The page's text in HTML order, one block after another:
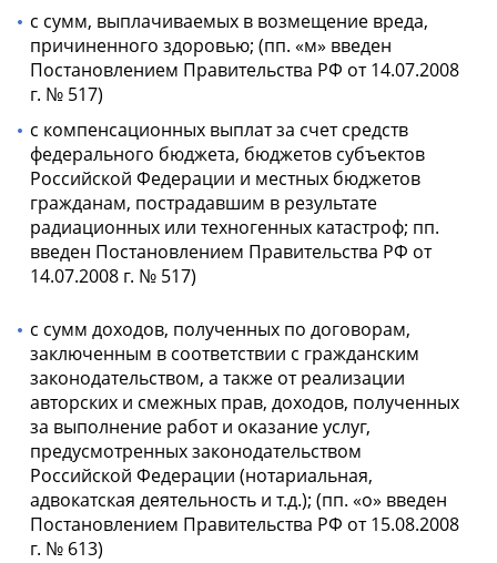
с сумм, выплачиваемых в возмещение вреда,
причиненного здоровью; (пп. «м» введен
Постановлением Правительства РФ от 14.07.2008
г. № 517)
с компенсационных выплат за счет средств
федерального бюджета, бюджетов субъектов
Российской Федерации и местных бюджетов
гражданам, пострадавшим в результате
радиационных или техногенных катастроф; пп.
введен Постановлением Правительства РФ от
14.07.2008 г. № 517)
с сумм доходов, полученных по договорам,
заключенным в соответствии с гражданским
законодательством, а также от реализации
авторских и смежных прав, доходов, полученных
за выполнение работ и оказание услуг,
предусмотренных законодательством
Российской Федерации (нотариальная,
адвокатская деятельность и т.д.); (пп. «о» введен
Постановлением Правительства РФ от 15.08.2008
г. № 613)